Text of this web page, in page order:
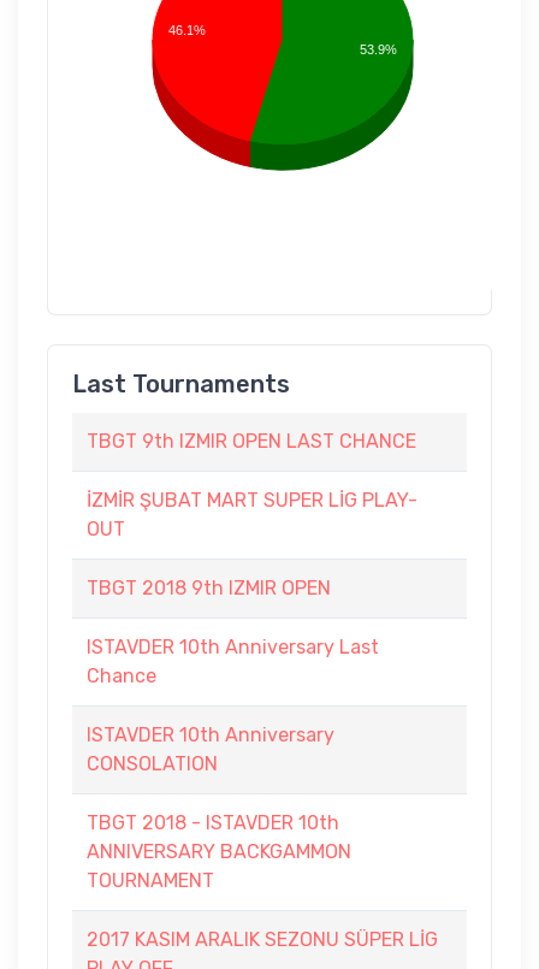
46.1%
53.9%
Last Tournaments
TBGT 9th IZMIR OPEN LAST CHANCE
İZMİR ŞUBAT MART SUPER LİG PLAY-
OUT
TBGT 2018 9th IZMIR OPEN
ISTAVDER 10th Anniversary Last
Chance
ISTAVDER 10th Anniversary
CONSOLATION
TBGT 2018 - ISTAVDER 10th
ANNIVERSARY BACKGAMMON
TOURNAMENT
2017 KASIM ARALIK SEZONU SÜPER LİG